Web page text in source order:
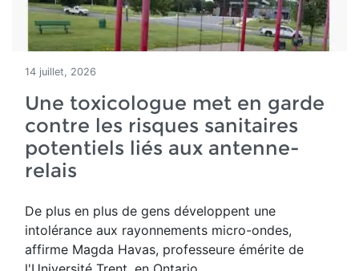
14 juillet, 2026
Une toxicologue met en garde
contre les risques sanitaires
potentiels liés aux antenne-
relais
De plus en plus de gens développent une
intolérance aux rayonnements micro-ondes,
affirme Magda Havas, professeure émérite de